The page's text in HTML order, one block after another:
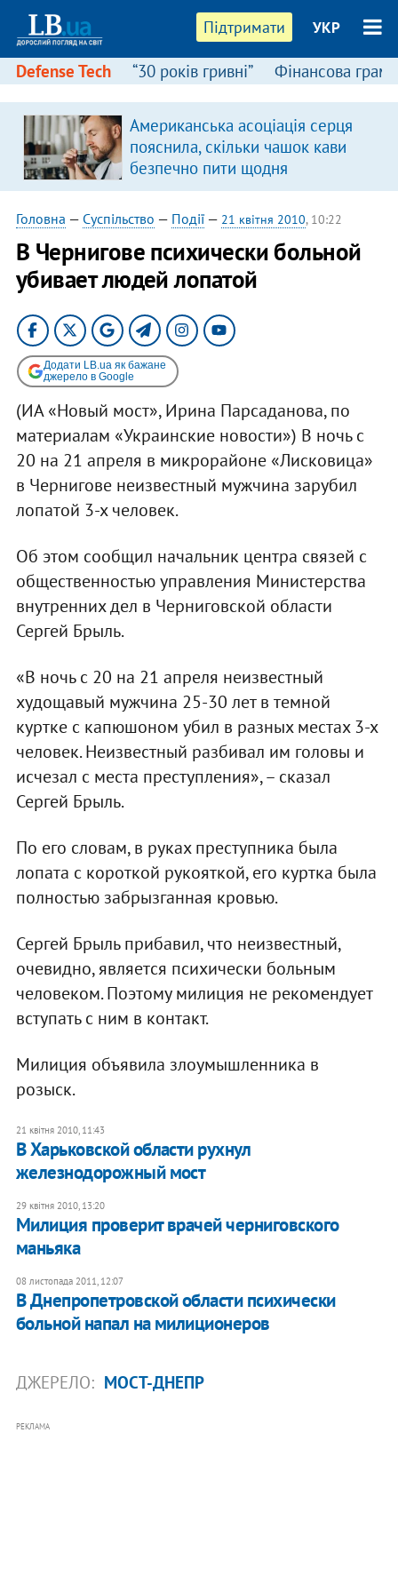
Підтримати УКР
Defense Tech “30 років гривні” Фінансова
Американська асоціація серця
пояснила, скільки чашок кави
безпечно пити щодня
Головна — Суспільство — Події— 21 квітня 2010, 10:22
В Чернигове психически больной
убивает людей лопатой
Додати LB.ua як бажане
джерело в Google
(ИА «Новый мост», Ирина Парсаданова, по
материалам «Украинские новости») В ночь с
20 на 21 апреля в микрорайоне «Лисковица»
в Чернигове неизвестный мужчина зарубил
лопатой 3-х человек.
Об этом сообщил начальник центра связей с
общественностью управления Министерства
внутренних дел в Черниговской области
Сергей Брыль.
«В ночь с 20 на 21 апреля неизвестный
худощавый мужчина 25-30 лет в темной
куртке с капюшоном убил в разных местах 3-х
человек. Неизвестный разбивал им головы и
исчезал с места преступления», – сказал
Сергей Брыль.
По его словам, в руках преступника была
лопата с короткой рукояткой, его куртка была
полностью забрызганная кровью.
Сергей Брыль прибавил, что неизвестный,
очевидно, является психически больным
человеком. Поэтому милиция не рекомендует
вступать с ним в контакт.
Милиция объявила злоумышленника в
розыск.
21 квітня 2010, 11:43
В Харьковской области рухнул
железнодорожный мост
29 квітня 2010, 13:20
Милиция проверит врачей черниговского
маньяка
08 листопада 2011, 12:07
В Днепропетровской области психически
больной напал на милиционеров
ДЖЕРЕЛО: МОСТ-ДНЕПР
РЕКЛАМА